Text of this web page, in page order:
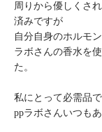
周りから優しくさ
済みですが
自分自身のホルモ
ラボさんの香水を
た。
私にとって必需品で
ppラボさんいつも